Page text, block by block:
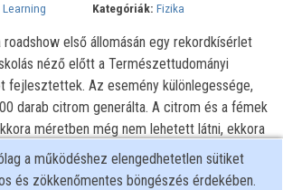
Kategóriák: Fizika
roadshow első állomásán egy rekordkísérlet
néző előtt a Természettudományi
fejlesztettek. Az esemény különlegessége,
darab citrom generálta. A citrom és a fémek
méretben még nem lehetett látni, ekkora
(350 kg) nem építettek eddig. A
és a cink elektrokémiai potenciálját használták
a működéshez elengedhetetlen sütiket
és zökkenőmentes böngészés érdekében.